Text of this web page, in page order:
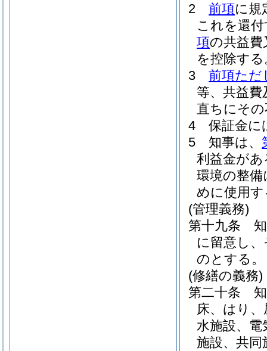
2
前項に規
これを還
項の共益
を控除する
3
前項ただ
等、共益
直ちにそ
4
保証金に
5
知事は、
利益金が
環境の整
めに使用
(管理義務)
第十九条
に留意し
のとする。
(修繕の義務)
第二十条
床、はり
水施設、電
施設、共同